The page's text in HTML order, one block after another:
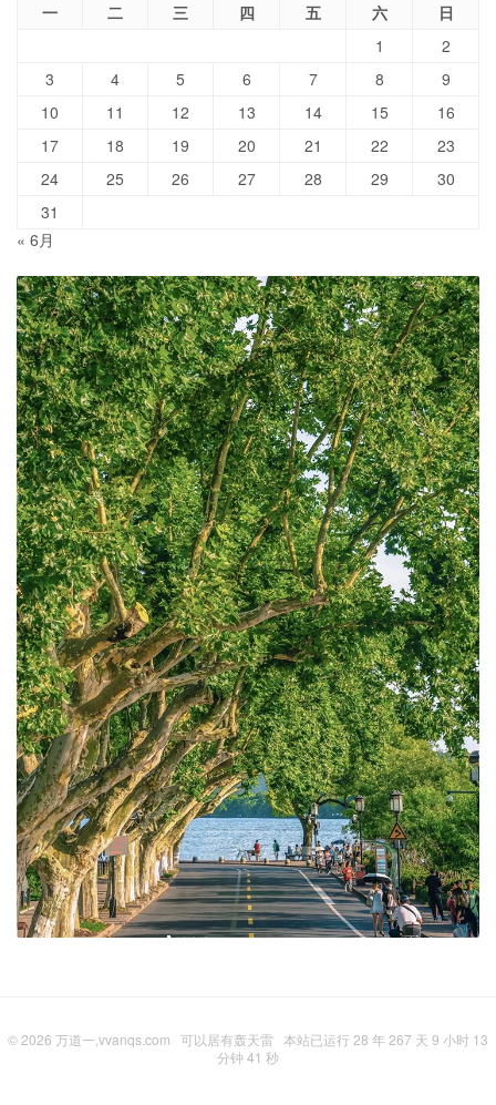
一 二 三 四 五 六
日
1
2
3
4 5 6 7 8
9
10
11 12 13 14 15
16
17
18 19 20 21 22
23
24
25 26 27 28 29
30
31
« 6月
© 2026 万道一,vvanqs.com 可以居有轰天雷 本站已运行 28 年 267 天 9 小时 13
分钟 42 秒